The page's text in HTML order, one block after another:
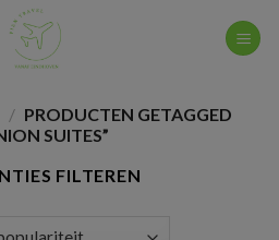
/ PRODUCTEN GETAGGED
SUITES”
FILTEREN